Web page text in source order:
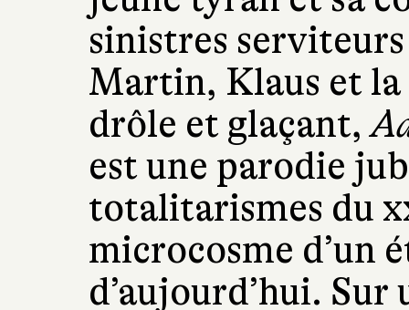
sinistres
Martin, Klaus et
drôle et glaçant,
est une parodie
totalitarismes du
microcosme d’un
d’aujourd’hui. Sur